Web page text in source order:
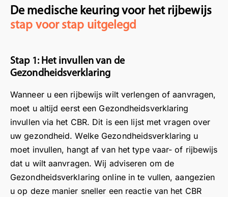
De medische keuring voor het rijbewijs
stap voor stap uitgelegd
Stap 1: Het invullen van de
Gezondheidsverklaring
Wanneer u een rijbewijs wilt verlengen of aanvragen,
moet u altijd eerst een Gezondheidsverklaring
invullen via het CBR. Dit is een lijst met vragen over
uw gezondheid. Welke Gezondheidsverklaring u
moet invullen, hangt af van het type vaar- of rijbewijs
dat u wilt aanvragen. Wij adviseren om de
Gezondheidsverklaring online in te vullen, aangezien
u op deze manier sneller een reactie van het CBR